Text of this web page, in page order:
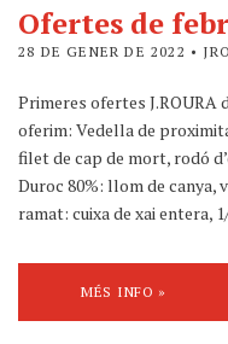
Ofertes de
28 DE GENER DE 2022 •
Primeres ofertes J.ROURA
oferim: Vedella de
filet de cap de mort, rodó
Duroc 80%: llom de canya,
ramat: cuixa de xai entera,
MÉS INFO »